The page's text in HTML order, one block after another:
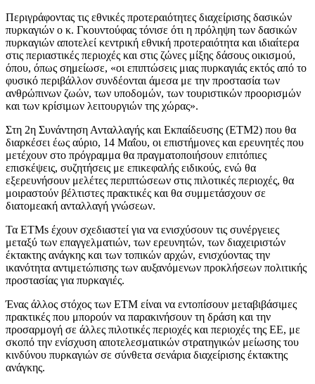
Περιγράφοντας τις εθνικές προτεραιότητες διαχείρισης δασικών
πυρκαγιών ο κ. Γκουντούφας τόνισε ότι η πρόληψη των δασικών
πυρκαγιών αποτελεί κεντρική εθνική προτεραιότητα και ιδιαίτερα
στις περιαστικές περιοχές και στις ζώνες μίξης δάσους οικισμού,
όπου, όπως σημείωσε, «οι επιπτώσεις μιας πυρκαγιάς εκτός από το
φυσικό περιβάλλον συνδέονται άμεσα με την προστασία των
ανθρώπινων ζωών, των υποδομών, των τουριστικών προορισμών
και των κρίσιμων λειτουργιών της χώρας».
Στη 2η Συνάντηση Ανταλλαγής και Εκπαίδευσης (ETM2) που θα
διαρκέσει έως αύριο, 14 Μαΐου, οι επιστήμονες και ερευνητές που
μετέχουν στο πρόγραμμα θα πραγματοποιήσουν επιτόπιες
επισκέψεις, συζητήσεις με επικεφαλής ειδικούς, ενώ θα
εξερευνήσουν μελέτες περιπτώσεων στις πιλοτικές περιοχές, θα
μοιραστούν βέλτιστες πρακτικές και θα συμμετάσχουν σε
διατομεακή ανταλλαγή γνώσεων.
Τα ETMs έχουν σχεδιαστεί για να ενισχύσουν τις συνέργειες
μεταξύ των επαγγελματιών, των ερευνητών, των διαχειριστών
έκτακτης ανάγκης και των τοπικών αρχών, ενισχύοντας την
ικανότητα αντιμετώπισης των αυξανόμενων προκλήσεων πολιτικής
προστασίας για πυρκαγιές.
Ένας άλλος στόχος των ETM είναι να εντοπίσουν μεταβιβάσιμες
πρακτικές που μπορούν να παρακινήσουν τη δράση και την
προσαρμογή σε άλλες πιλοτικές περιοχές και περιοχές της ΕΕ, με
σκοπό την ενίσχυση αποτελεσματικών στρατηγικών μείωσης του
κινδύνου πυρκαγιών σε σύνθετα σενάρια διαχείρισης έκτακτης
ανάγκης.